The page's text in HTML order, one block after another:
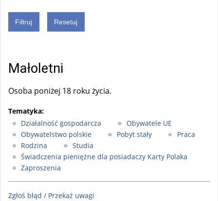
Małoletni
Osoba poniżej 18 roku życia.
Tematyka:
Działalność gospodarcza
Obywatele UE
Obywatelstwo polskie
Pobyt stały
Praca
Rodzina
Studia
Świadczenia pieniężne dla posiadaczy Karty Polaka
Zaproszenia
Zgłoś błąd / Przekaż uwagi